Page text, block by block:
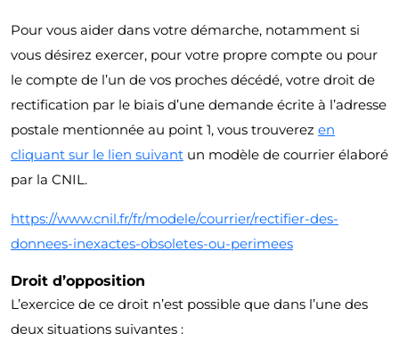
Pour vous aider dans votre démarche, notamment si
vous désirez exercer, pour votre propre compte ou pour
le compte de l’un de vos proches décédé, votre droit de
rectification par le biais d’une demande écrite à l’adresse
postale mentionnée au point 1, vous trouverez en
cliquant sur le lien suivant un modèle de courrier élaboré
par la CNIL.
https://www.cnil.fr/fr/modele/courrier/rectifier-des-
donnees-inexactes-obsoletes-ou-perimees
Droit d’opposition
L’exercice de ce droit n’est possible que dans l’une des
deux situations suivantes :